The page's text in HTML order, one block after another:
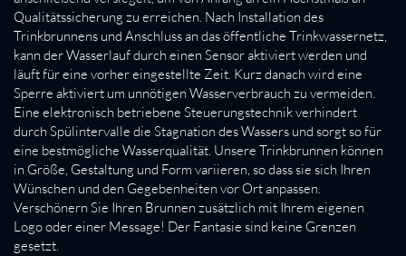
Qualitätssicherung zu erreichen. Nach Installation des
Trinkbrunnens und Anschluss an das öffentliche Trinkwassernetz,
kann der Wasserlauf durch einen Sensor aktiviert werden und
läuft für eine vorher eingestellte Zeit. Kurz danach wird eine
Sperre aktiviert um unnötigen Wasserverbrauch zu vermeiden.
Eine elektronisch betriebene Steuerungstechnik verhindert
durch Spülintervalle die Stagnation des Wassers und sorgt so für
eine bestmögliche Wasserqualität. Unsere Trinkbrunnen können
in Größe, Gestaltung und Form variieren, so dass sie sich Ihren
Wünschen und den Gegebenheiten vor Ort anpassen.
Verschönern Sie Ihren Brunnen zusätzlich mit Ihrem eigenen
Logo oder einer Message! Der Fantasie sind keine Grenzen
gesetzt.